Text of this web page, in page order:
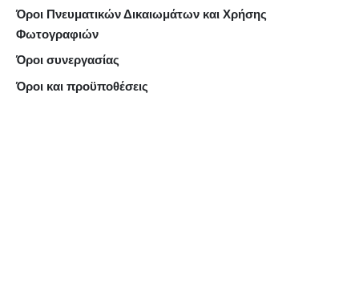
Όροι Πνευματικών Δικαιωμάτων και Χρήσης
Φωτογραφιών
Όροι συνεργασίας
Όροι και προϋποθέσεις